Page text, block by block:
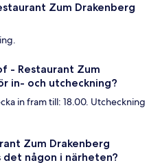
Zum Drakenberg
- Restaurant Zum
in- och utcheckning?
in fram till: 18.00. Utcheckning
Zum Drakenberg
någon i närheten?